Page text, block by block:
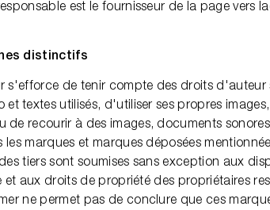
est le fournisseur de la page vers
distinctifs
s'efforce de tenir compte des droits d'auteur
et textes utilisés, d'utiliser ses propres
de recourir à des images, documents
marques et marques déposées
tiers sont soumises sans exception aux
aux droits de propriété des propriétaires
ne permet pas de conclure que ces